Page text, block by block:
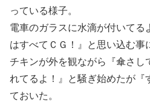
っている様子。
電車のガラスに水滴が付いてる
はすべてＣＧ！』と思い込む事
チキンが外を観ながら『傘さし
れてるよ！』と騒ぎ始めたが『
ておいた。